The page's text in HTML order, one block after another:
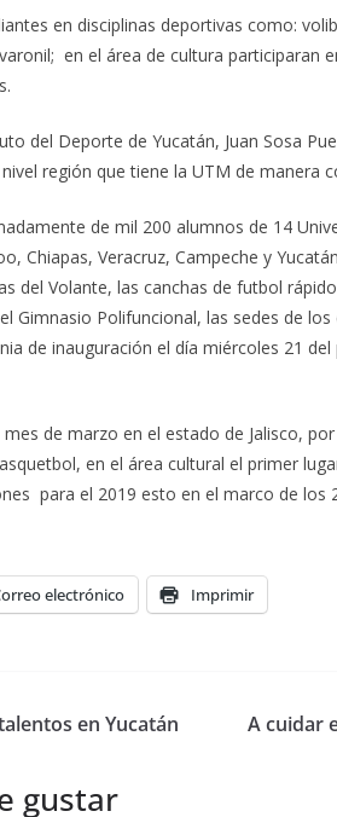
en disciplinas deportivas como:
en el área de cultura participaran
del Deporte de Yucatán, Juan Sosa
región que tiene la UTM de manera
de mil 200 alumnos de 14
Chiapas, Veracruz, Campeche y
del Volante, las canchas de futbol
Gimnasio Polifuncional, las sedes de
de inauguración el día miércoles 21
de marzo en el estado de Jalisco,
en el área cultural el primer
para el 2019 esto en el marco de los
electrónico Imprimir
en Yucatán A cuidar
gustar